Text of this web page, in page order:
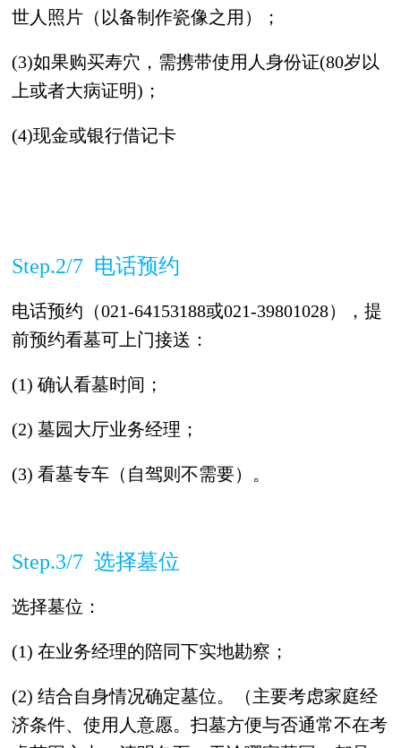
世人照片（以备制作瓷像之用）；
(3)如果购买寿穴，需携带使用人身份证(80岁以
上或者大病证明)；
(4)现金或银行借记卡
Step.2/7 电话预约
电话预约（021-64153188或021-39801028），提
前预约看墓可上门接送：
(1) 确认看墓时间；
(2) 墓园大厅业务经理；
(3) 看墓专车（自驾则不需要）。
Step.3/7 选择墓位
选择墓位：
(1) 在业务经理的陪同下实地勘察；
(2) 结合自身情况确定墓位。（主要考虑家庭经
济条件、使用人意愿。扫墓方便与否通常不在考